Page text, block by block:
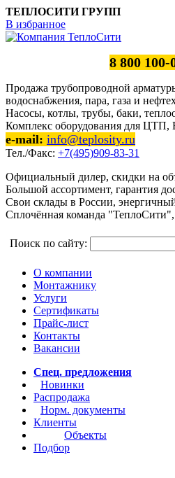
ТЕПЛОСИТИ ГРУПП
В избранное
8 800 100-
Продажа трубопроводной
водоснабжения, пара, газа и
Насосы, котлы, трубы, баки,
Комплекс оборудования для
e-mail: info@teplosity.ru
Тел./Факс: +7(495)909-83-31
Официальный дилер, скидки на
Большой ассортимент, гарантия
Свои склады в России,
Сплочённая команда
Поиск по сайту:
О компании
Монтажнику
Услуги
Сертификаты
Прайс-лист
Контакты
Вакансии
Спец. предложения
Новинки
Распродажа
Норм. документы
Клиенты
Объекты
Подбор